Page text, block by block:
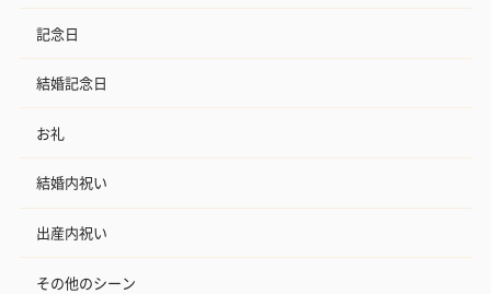
記念日
結婚記念日
お礼
結婚内祝い
出産内祝い
その他のシーン